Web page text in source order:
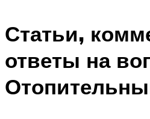
Статьи,
ответы на